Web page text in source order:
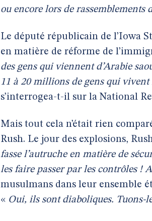
ou encore lors de rassemblements
Le député républicain de l’Iowa
en matière de réforme de
des gens qui viennent d’Arabie
11 à 20 millions de gens qui
s’interrogea-t-il sur la National
Mais tout cela n’était rien
Rush. Le jour des explosions,
fasse l’autruche en matière de
les faire passer par les contrôles !
musulmans dans leur ensemble
« Oui, ils sont diaboliques. Tuons-